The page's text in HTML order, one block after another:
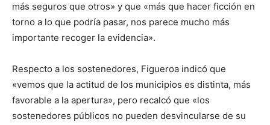
más seguros que otros» y que «más que hacer ficción en
torno a lo que podría pasar, nos parece mucho más
importante recoger la evidencia».
Respecto a los sostenedores, Figueroa indicó que
«vemos que la actitud de los municipios es distinta, más
favorable a la apertura», pero recalcó que «los
sostenedores públicos no pueden desvincularse de su